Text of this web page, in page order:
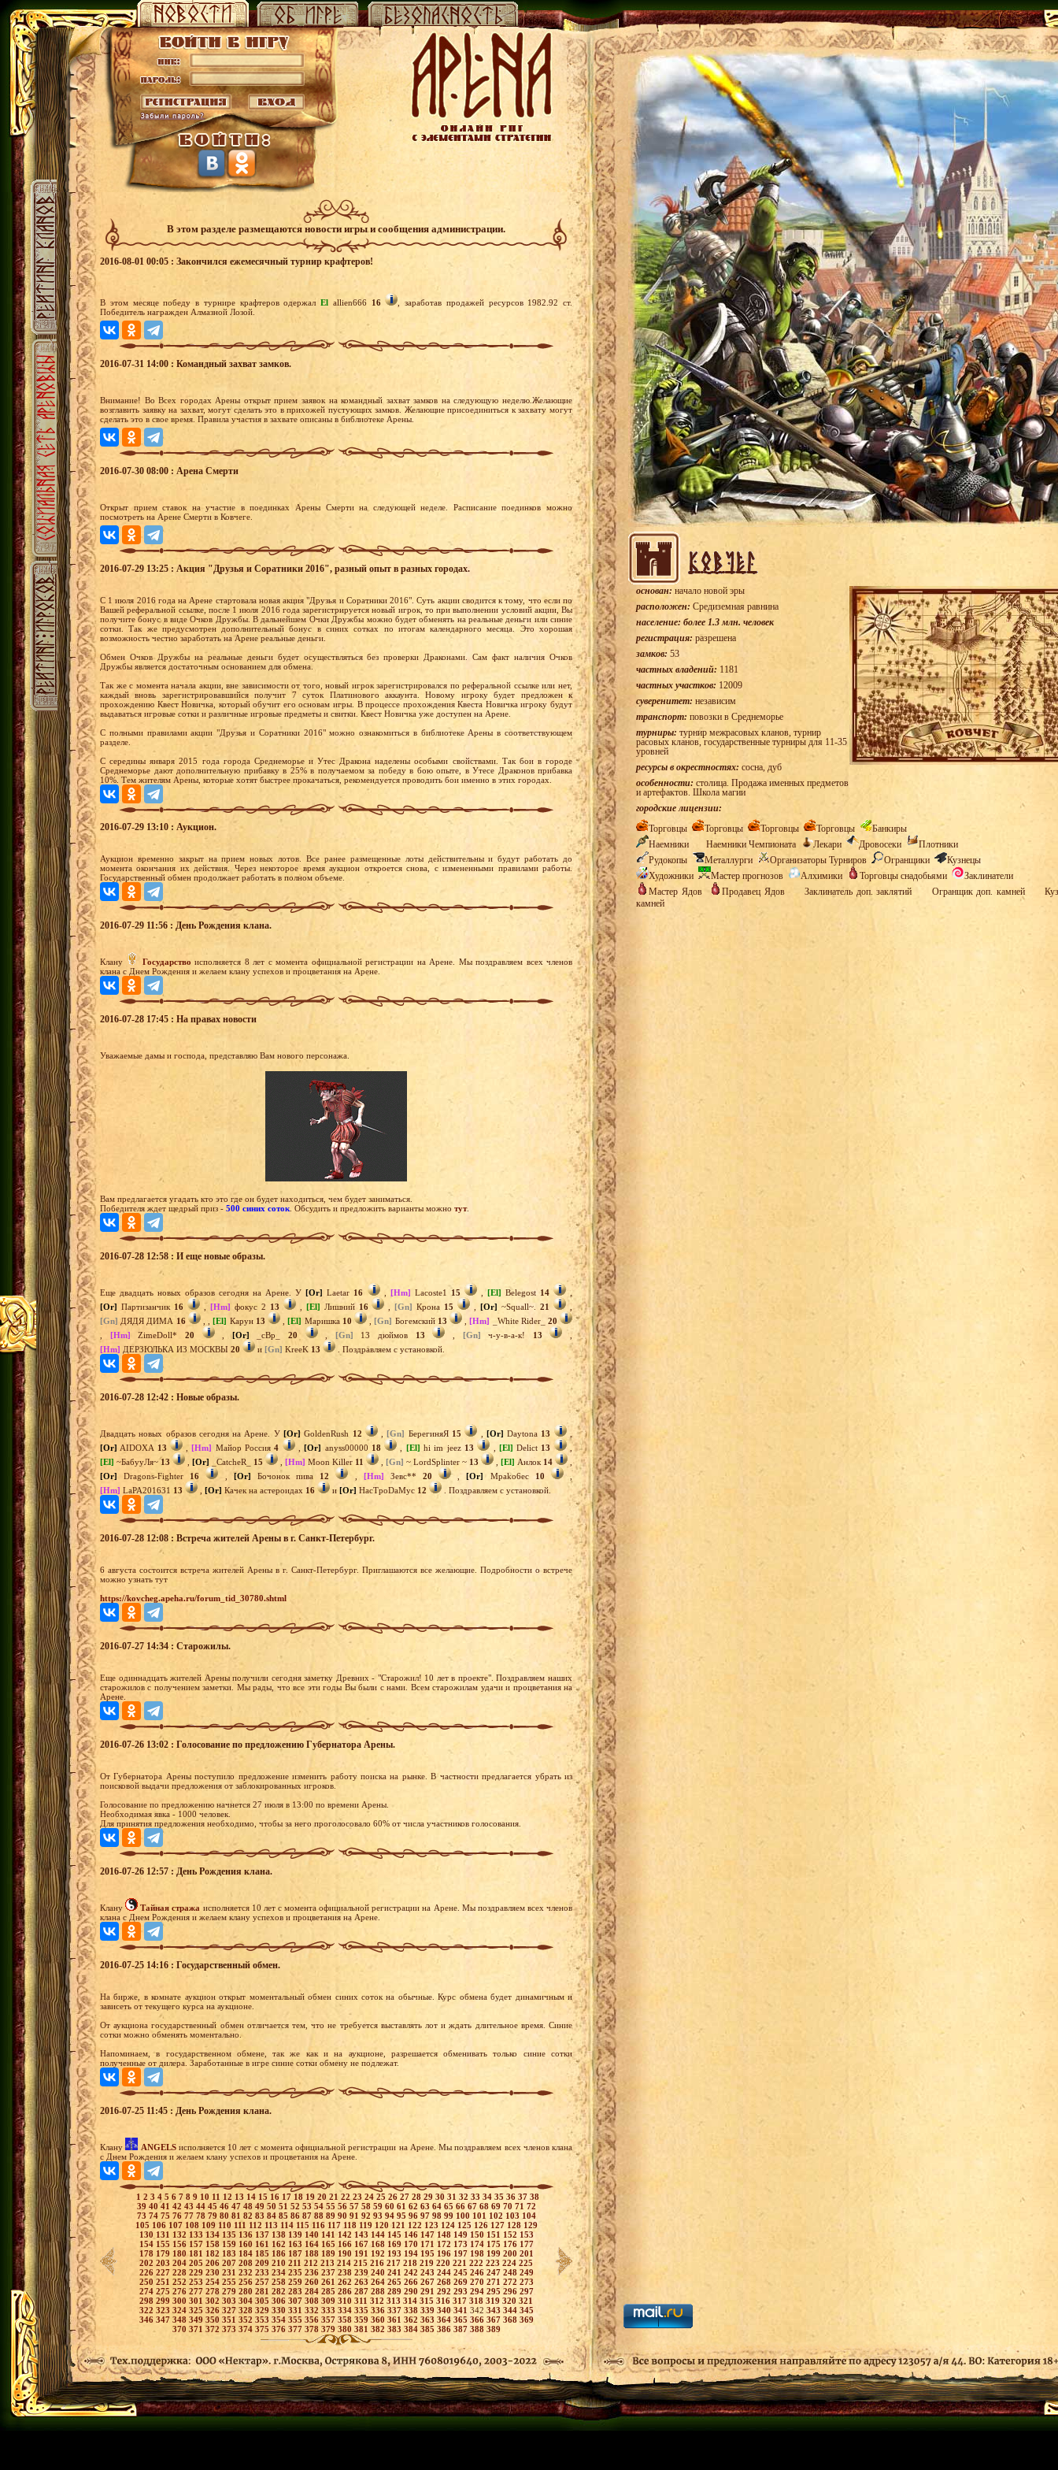
В этом разделе размещаются новости игры и сообщения администрации.
2016-08-01 00:05 : Закончился ежемесячный турнир крафтеров!
В этом месяце победу в турнире крафтеров одержал El allien666 16
, заработав продажей ресурсов 1982.92 ст.
Победитель награжден Алмазной Лозой.
2016-07-31 14:00 : Командный захват замков.
Внимание! Во Всех городах Арены открыт прием заявок на командный захват замков на следующую неделю.Желающие
возглавить заявку на захват, могут сделать это в прихожей пустующих замков. Желающие присоединиться к захвату могут
сделать это в свое время. Правила участия в захвате описаны в библиотеке Арены.
2016-07-30 08:00 : Арена Смерти
Открыт прием ставок на участие в поединках Арены Смерти на следующей неделе. Расписание поединков можно
посмотреть на Арене Смерти в Ковчеге.
2016-07-29 13:25 : Акция "Друзья и Соратники 2016", разный опыт в разных городах.
С 1 июля 2016 года на Арене стартовала новая акция "Друзья и Соратники 2016". Суть акции сводится к тому, что если по
Вашей реферальной ссылке, после 1 июля 2016 года зарегистрируется новый игрок, то при выполнении условий акции, Вы
получите бонус в виде Очков Дружбы. В дальнейшем Очки Дружбы можно будет обменять на реальные деньги или синие
сотки. Так же предусмотрен дополнительный бонус в синих сотках по итогам календарного месяца. Это хорошая
возможность честно заработать на Арене реальные деньги.
Обмен Очков Дружбы на реальные деньги будет осуществляться без проверки Драконами. Сам факт наличия Очков
Дружбы является достаточным основанием для обмена.
Так же с момента начала акции, вне зависимости от того, новый игрок зарегистрировался по реферальной ссылке или нет,
каждый вновь зарегистрировавшийся получит 7 суток Платинового аккаунта. Новому игроку будет предложен к
прохождению Квест Новичка, который обучит его основам игры. В процессе прохождения Квеста Новичка игроку будут
выдаваться игровые сотки и различные игровые предметы и свитки. Квест Новичка уже доступен на Арене.
С полными правилами акции "Друзья и Соратники 2016" можно ознакомиться в библиотеке Арены в соответствующем
разделе.
С середины января 2015 года города Среднеморье и Утес Дракона наделены особыми свойствами. Так бои в городе
Среднеморье дают дополнительную прибавку в 25% в получаемом за победу в бою опыте, в Утесе Драконов прибавка
10%. Тем жителям Арены, которые хотят быстрее прокачаться, рекомендуется проводить бои именно в этих городах.
2016-07-29 13:10 : Аукцион.
Аукцион временно закрыт на прием новых лотов. Все ранее размещенные лоты действительны и будут работать до
момента окончания их действия. Через некоторое время аукцион откроется снова, с измененными правилами работы.
Государственный обмен продолжает работать в полном объеме.
2016-07-29 11:56 : День Рождения клана.
Клану Государство исполняется 8 лет с момента официальной регистрации на Арене. Мы поздравляем всех членов
клана с Днем Рождения и желаем клану успехов и процветания на Арене.
2016-07-28 17:45 : На правах новости
Уважаемые дамы и господа, представляю Вам нового персонажа.
Вам предлагается угадать кто это где он будет находиться, чем будет заниматься.
Победителя ждет щедрый приз - 500 синих соток . Обсудить и предложить варианты можно тут.
2016-07-28 12:58 : И еще новые образы.
Еще двадцать новых образов сегодня на Арене. У [Or] Laetar 16 , [Hm] Lacoste1 15 , [El] Belegost 14
,
[Or] Партизанчик 16 , [Hm] фокус 2 13 , [El] Лишний 16 [Gn] Крона 15 [Or] ~Squall~.21
[Gn] ДЯДЯ ДИМА 16 , [El] Карун 13 , [El] Маришка 10 , [Gn] Богемский 13 , [Hm] _White Rider_ 20
[Hm] ZimeDoll* 20 , [Or] _сВр_ 20 , [Gn] 13 дюймов 13 [Gn] ч-у-в-а-к! 13
,
[Hm] ДЕРЗЮЛЬКА ИЗ МОСКВЫ 20 и [Gn] KreeK 13 . Поздравляем с установкой.
2016-07-28 12:42 : Новые образы.
Двадцать новых образов сегодня на Арене. У [Or] GoldenRush 12 , [Gn] БерегиняЯ 15 [Or] Daytona 13
,
[Or] AIDOXA 13 , [Hm] Майор Россия4 , [Or] anyss00000 18 [El] hi im jeez 13 [El] Delict 13
,
[El] ~БабууЛя~13 [Or] _CatcheR_ 15 [Hm] Moon Killer 11 [Gn] ~ LordSplinter ~ 13 [El] Анлок 14
[Or]
Dragons-Fighter 16 [Or] Бочонок пива 12 [Hm] Зевс**20 , [Or] Mpako6ec 10
,
[Hm] LaPA201631 13 [Or] Качек на астероидах 16 и [Or] HacTpoDaMyc 12 . Поздравляем с установкой.
2016-07-28 12:08 : Встреча жителей Арены в г. Санкт-Петербург.
6 августа состоится встреча жителей Арены в г. Санкт-Петербург. Приглашаются все желающие. Подробности о встрече
можно узнать тут
https://kovcheg.apeha.ru/forum_tid_30780.shtml
2016-07-27 14:34 : Старожилы.
Еще одиннадцать жителей Арены получили сегодня заметку Древних - "Старожил! 10 лет в проекте". Поздравляем наших
старожилов с получением заметки. Мы рады, что все эти годы Вы были с нами. Всем старожилам удачи и процветания на
Арене.
2016-07-26 13:02 : Голосование по предложению Губернатора Арены.
От Губернатора Арены поступило предложение изменить работу поиска на рынке. В частности предлагается убрать из
поисковой выдачи предложения от заблокированных игроков.
Голосование по предложению начнется 27 июля в 13:00 по времени Арены.
Необходимая явка - 1000 человек.
Для принятия предложения необходимо, чтобы за него проголосовало 60% от числа участников голосования.
2016-07-26 12:57 : День Рождения клана.
Клану Тайная стража исполняется 10 лет с момента официальной регистрации на Арене. Мы поздравляем всех членов
клана с Днем Рождения и желаем клану успехов и процветания на Арене.
2016-07-25 14:16 : Государственный обмен.
На бирже, в комнате аукцион открыт моментальный обмен синих соток на обычные. Курс обмена будет динамичным и
зависеть от текущего курса на аукционе.
От аукциона государственный обмен отличается тем, что не требуется выставлять лот и ждать длительное время. Синие
сотки можно обменять моментально.
Напоминаем, в государственном обмене, так же как и на аукционе, разрешается обменивать только синие сотки
полученные от дилера. Заработанные в игре синие сотки обмену не подлежат.
2016-07-25 11:45 : День Рождения клана.
Клану ANGELSисполняется 10 лет с момента официальной регистрации на Арене. Мы поздравляем всех членов клана
с Днем Рождения и желаем клану успехов и процветания на Арене.
1 2 3 4 5 6 7 8 9 10 11 12 13 14 15 16 17 18 19 20 21 22 23 24 25 26 27 28 29 30 31 32 33 34 35 36 37 38
39 4041 42 43 44 45 46 47 48 49 50 51 52 53 54 55 56 57 58 59 60 61 62 63 64 65 66 67 68 69 70 71 72
73 74 75 76 77 78 79 80 81 82 83 84 85 86 87 88 89 90 91 92 93 94 95 96 97 98 99 100 101 102 103 104
105 106 107 108 109 110 111 112 113 114 115 116 117 118 119 120121 122 123 124 125 126 127 128 129
130 131 132 133 134 135 136 137 138 139 140 141 142 143 144 145 146 147 148 149 150 151 152 153
154 155 156 157 158 159 160 161 162 163 164 165 166 167 168 169 170 171 172 173 174 175 176 177
178 179 180 181 182 183 184 185 186 187 188 189 190 191 192 193 194 195 196 197 198 199 200 201
202 203 204 205 206 207 208 209 210 211 212 213 214 215 216 217 218 219 220 221 222 223 224 225
226 227 228 229 230 231 232 233 234 235 236 237 238 239 240 241 242 243 244 245 246 247 248 249
250 251 252 253 254 255 256 257 258 259 260 261 262 263 264 265 266 267 268 269 270 271 272 273
274 275 276 277 278 279 280 281 282 283 284 285 286 287 288 289 290 291 292 293 294 295 296 297
298 299 300 301 302 303 304 305 306 307 308 309 310 311 312 313 314 315 316 317 318 319 320 321
322 323 324 325 326 327 328 329 330 331 332 333 334 335 336 337 338 339 340341 342 343 344 345
346 347 348 349 350 351 352 353 354 355 356 357 358 359 360 361 362 363 364 365 366 367 368 369
370 371 372 373 374 375 376 377 378 379 380 381 382 383 384 385 386 387 388 389
основан: начало новой эры
расположен: Средиземная равнина
население: более 1.3 млн. человек
регистрация: разрешена
замков: 53
частных владений: 1181
частных участков: 12009
суверенитет: независим
транспорт: повозки в Среднеморье
турниры: турнир межрасовых кланов, турнир
расовых кланов, государственные турниры для 11-35
уровней
ресурсы в окрестностях: сосна, дуб
особенности: столица. Продажа именных предметов
и артефактов. Школа магии
городские лицензии:
Торговцы
Торговцы Торговцы Торговцы
Банкиры
Наемники
Наемники Чемпионата Лекари Дровосеки
Плотники
Рудокопы
Металлурги Организаторы Турниров Огранщики
Кузнецы
Художники
Мастер прогнозов Алхимики Торговцы снадобьями
Заклинатели
Мастер Ядов
Продавец Ядов Заклинатель доп. заклятий Огранщик доп. камней
камней